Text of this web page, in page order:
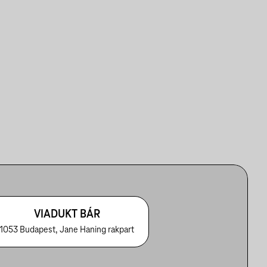
VIADUKT BÁR
1053 Budapest, Jane Haning rakpart